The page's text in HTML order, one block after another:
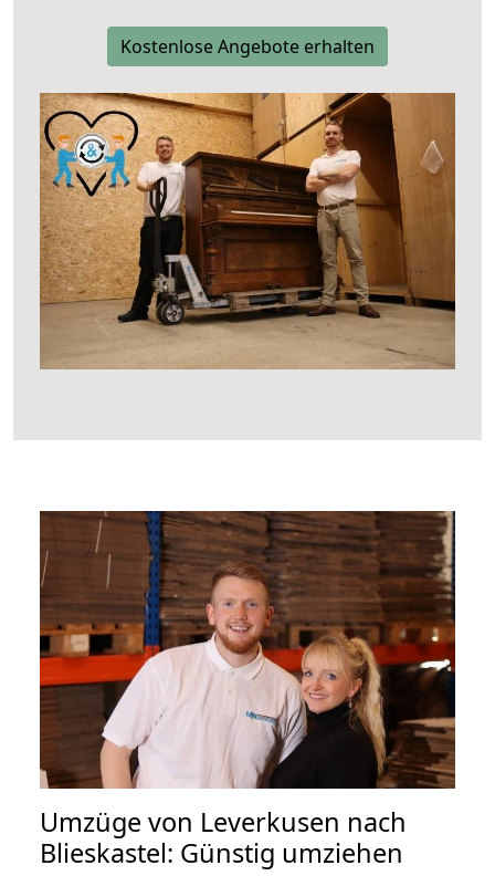
Kostenlose Angebote erhalten
Umzüge von Leverkusen nach
Blieskastel: Günstig umziehen